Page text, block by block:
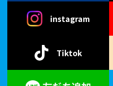
instagram
Tiktok